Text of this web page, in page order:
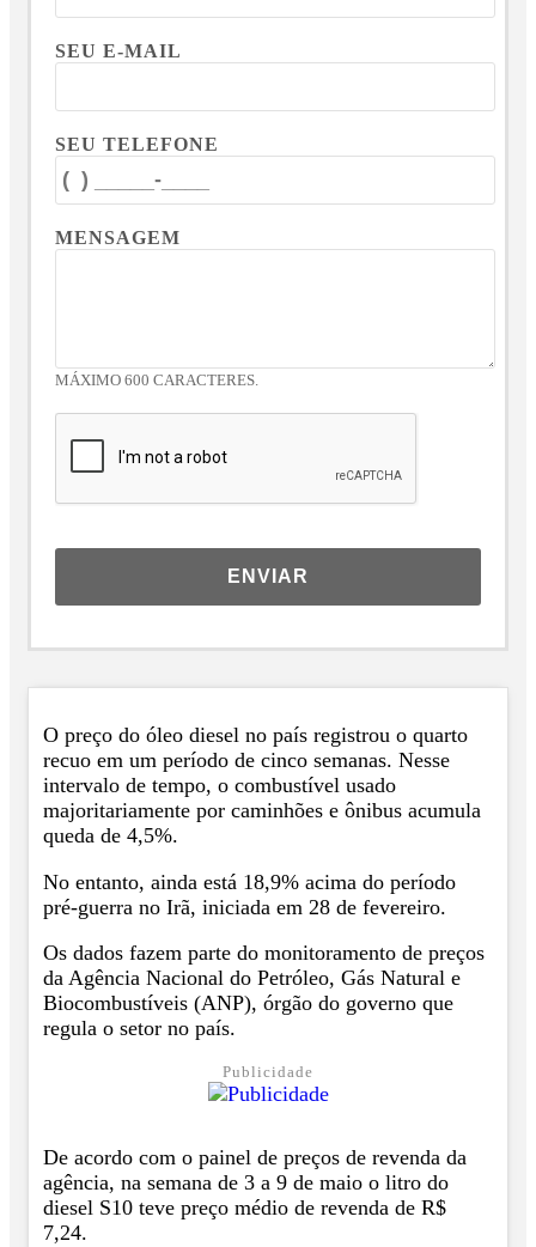
SEU E-MAIL
SEU TELEFONE
MENSAGEM
MÁXIMO 600 CARACTERES.
ENVIAR
O preço do óleo diesel no país registrou o quarto
recuo em um período de cinco semanas. Nesse
intervalo de tempo, o combustível usado
majoritariamente por caminhões e ônibus acumula
queda de 4,5%.
No entanto, ainda está 18,9% acima do período
pré-guerra no Irã, iniciada em 28 de fevereiro.
Os dados fazem parte do monitoramento de preços
da Agência Nacional do Petróleo, Gás Natural e
Biocombustíveis (ANP), órgão do governo que
regula o setor no país.
Publicidade
De acordo com o painel de preços de revenda da
agência, na semana de 3 a 9 de maio o litro do
diesel S10 teve preço médio de revenda de R$
7,24.